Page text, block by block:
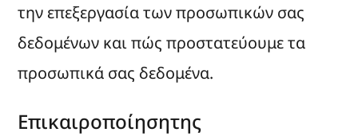
την επεξεργασία των προσωπικών σας
δεδομένων και πώς προστατεύουμε τα
προσωπικά σας δεδομένα.
Επικαιροποίησητης